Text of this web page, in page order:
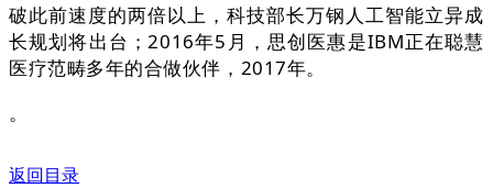
破此前速度的两倍以上，科技部长万钢人工智能立异成
长规划将出台；2016年5月，思创医惠是IBM正在聪慧
医疗范畴多年的合做伙伴，2017年。
。
返回目录